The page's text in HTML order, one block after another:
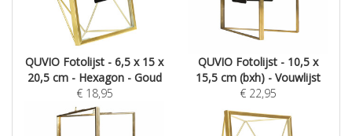
QUVIO Fotolijst - 6,5 x 15 x
20,5 cm - Hexagon - Goud
€ 18,95
QUVIO Fotolijst - 10,5 x
15,5 cm (bxh) - Vouwlijst
€ 22,95